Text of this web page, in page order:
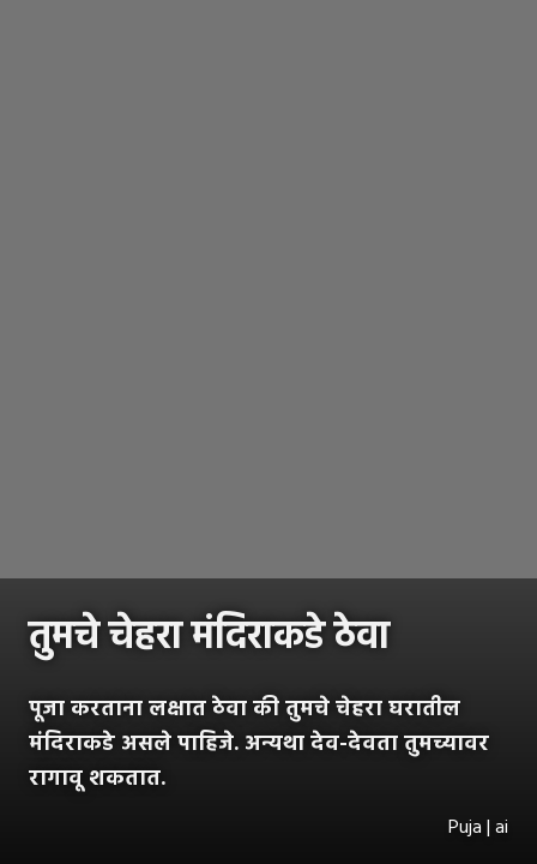
तुमचे चेहरा मंदिराकडे ठेवा
पूजा करताना लक्षात ठेवा की तुमचे चेहरा घरातील
मंदिराकडे असले पाहिजे. अन्यथा देव-देवता तुमच्यावर
रागावू शकतात.
Puja | ai